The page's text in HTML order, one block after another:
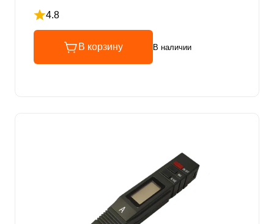
4.8
Рейтинг 4.8 из 5
В корзину В наличии